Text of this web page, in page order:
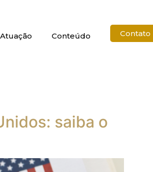
Conteúdo Contato
saiba o